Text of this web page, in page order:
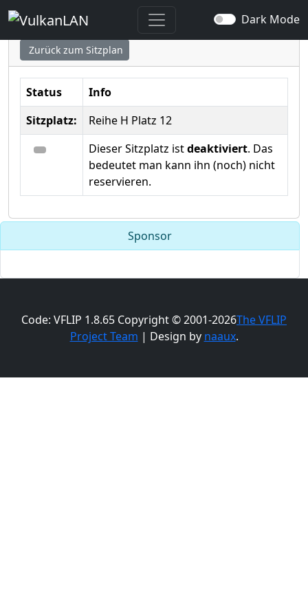
Dark Mode
Sitzplatz ausgewählt
Zurück zum Sitzplan
Status
Info
Sitzplatz:
Reihe H Platz 12
Dieser Sitzplatz istdeaktiviert. Das
bedeutet man kann ihn (noch) nicht
reservieren.
Sponsor
Code: VFLIP 1.8.65 Copyright © 2001-2026The VFLIP
Project Team | Design by naaux.